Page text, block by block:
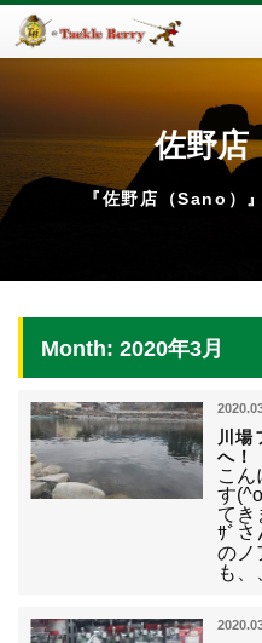
佐野店
『佐野店（Sano）
Month: 2020年3月
川場
へ！
こん
す
てき
ｻﾞさ
のノ
も